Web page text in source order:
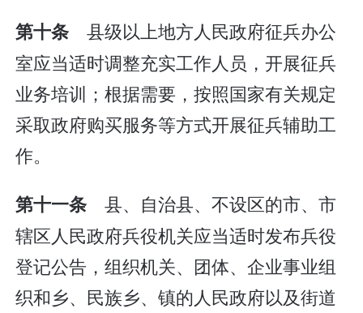
第十条 县级以上地方人民政府征兵办公
室应当适时调整充实工作人员，开展征兵
业务培训；根据需要，按照国家有关规定
采取政府购买服务等方式开展征兵辅助工
作。
第十一条 县、自治县、不设区的市、市
辖区人民政府兵役机关应当适时发布兵役
登记公告，组织机关、团体、企业事业组
织和乡、民族乡、镇的人民政府以及街道